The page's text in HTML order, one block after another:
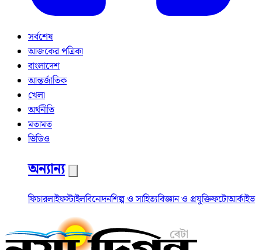
সর্বশেষ
আজকের পত্রিকা
বাংলাদেশ
আন্তর্জাতিক
খেলা
অর্থনীতি
মতামত
ভিডিও
অন্যান্য
ফিচারলাইফস্টাইলবিনোদনশিল্প ও সাহিত্যবিজ্ঞান ও প্রযুক্তিফটোআর্কাইভ